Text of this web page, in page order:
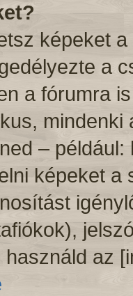
képeket
a
a fórumra
–
képeket
az